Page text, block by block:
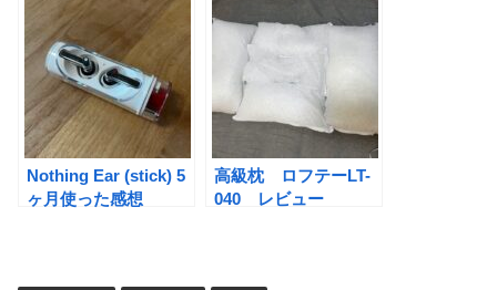
Nothing Ear (stick) 5
ヶ月使った感想
高級枕 ロフテーLT-
040 レビュー